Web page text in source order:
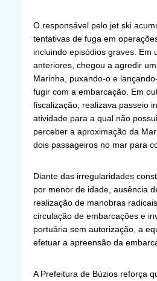
O responsável pelo jet ski
tentativas de fuga em
incluindo episódios graves. Em
anteriores, chegou a agredir
Marinha, puxando-o e
fugir com a embarcação. Em
fiscalização, realizava passeio
atividade para a qual não
perceber a aproximação da
dois passageiros no mar para
Diante das irregularidades
por menor de idade, ausência
realização de manobras
circulação de embarcações e
portuária sem autorização, a
efetuar a apreensão da
A Prefeitura de Búzios reforça